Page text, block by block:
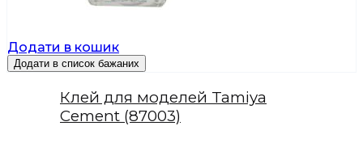
Додати в кошик
Додати в список бажаних
Клей для моделей Tamiya
Cement (87003)